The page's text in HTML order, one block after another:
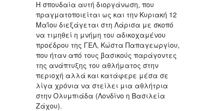
Η σπουδαία αυτή διοργάνωση, που
πραγματοποιείται ως και την Κυριακή 12
Μαΐου διεξάγεται στη Λάρισα με σκοπό
να τιμηθεί η μνήμη του αδικοχαμένου
προέδρου της ΓΕΛ, Κώστα Παπαγεωργίου,
που ήταν από τους βασικούς παράγοντες
της ανάπτυξης του αθλήματος στην
περιοχή αλλά και κατάφερε μέσα σε
λίγα χρόνια να στείλει μια αθλήτρια
στην Ολυμπιάδα (Λονδίνο η Βασιλεία
Ζάχου).